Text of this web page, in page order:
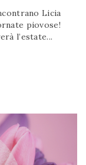
Licia
piovose!
l’estate...